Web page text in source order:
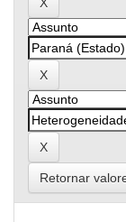
Retornar